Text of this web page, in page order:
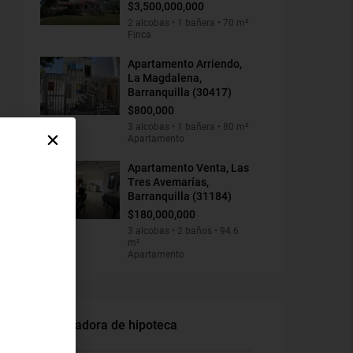
$3,500,000,000
2 alcobas • 1 bañera • 70 m²
Finca
Apartamento Arriendo,
La Magdalena,
Barranquilla (30417)
$800,000
3 alcobas • 1 bañera • 80 m²
Apartamento
Apartamento Venta, Las
Tres Avemarías,
Barranquilla (31184)
$180,000,000
3 alcobas • 2 baños • 94.6
m²
Apartamento
Calculadora de hipoteca